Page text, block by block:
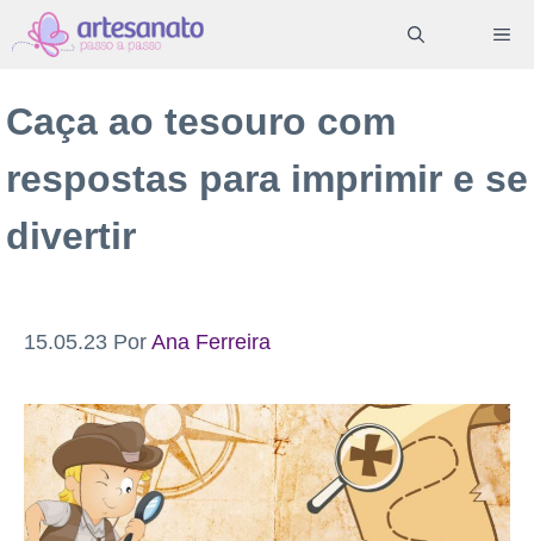
Pular
para
conteúdo
Caça ao tesouro com
respostas para imprimir e se
divertir
15.05.23 Por Ana Ferreira